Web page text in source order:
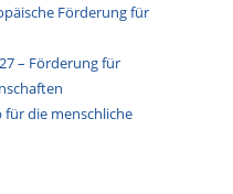
Förderung für
– Förderung für
für die menschliche